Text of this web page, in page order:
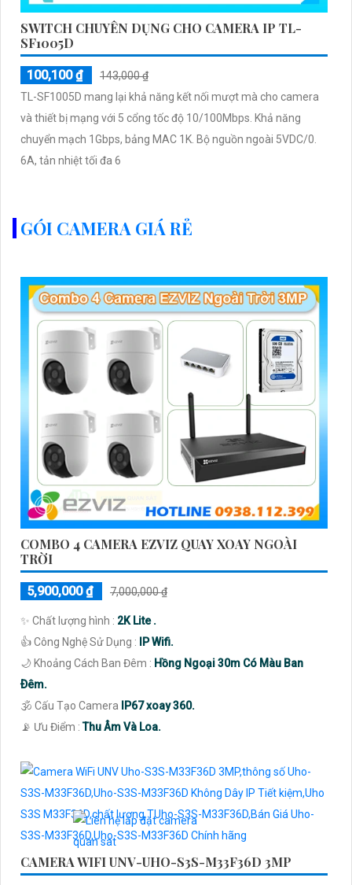
SWITCH CHUYÊN DỤNG CHO CAMERA IP TL-
SF1005D
100,100 ₫
143,000 ₫
TL-SF1005D mang lại khả năng kết nối mượt mà cho camera
và thiết bị mạng với 5 cổng tốc độ 10/100Mbps. Khả năng
chuyển mạch 1Gbps, bảng MAC 1K. Bộ nguồn ngoài 5VDC/0.
6A, tản nhiệt tối đa 6
GÓI CAMERA GIÁ RẺ
COMBO 4 CAMERA EZVIZ QUAY XOAY NGOÀI
TRỜI
5,900,000 ₫ 7,000,000 ₫
✨ Chất lượng hình : 2K Lite .
👍 Công Nghệ Sử Dụng :
IP Wifi.
🌙 Khoảng Cách Ban Đêm : Hồng Ngoại 30m Có Màu Ban
Ðêm.
🕉️ Cấu Tạo Camera
IP67 xoay 360.
️📡 Ưu Điểm :Thu Âm Và Loa.
CAMERA WIFI UNV-UHO-S3S-M33F36D 3MP